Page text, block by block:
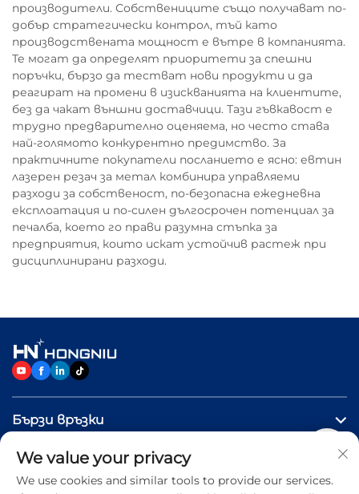
производители. Собствениците също получават по-
добър стратегически контрол, тъй като
производствената мощност е вътре в компанията.
Те могат да определят приоритети за спешни
поръчки, бързо да тестват нови продукти и да
реагират на промени в изискванията на клиентите,
без да чакат външни доставчици. Тази гъвкавост е
трудно предварително оценяема, но често става
най-голямото конкурентно предимство. За
практичните покупатели посланието е ясно: евтин
лазерен резач за метал комбинира управляеми
разходи за собственост, по-безопасна ежедневна
експлоатация и по-силен дългосрочен потенциал за
печалба, което го прави разумна стъпка за
предприятия, които искат устойчив растеж при
дисциплинирани разходи.
Бързи връзки
ПРОДУКТИ
We value your privacy
We use cookies and similar tools to provide our services.